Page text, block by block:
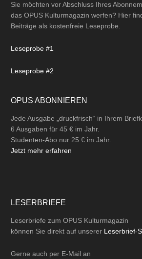
Sie möchten vor Abschluss Ihres
das OPUS Kulturmagazin werfen? Hier
Beiträge als kostenfreie Leseprobe.
Leseprobe #1
Leseprobe #2
OPUS ABONNIEREN
Jede Ausgabe „druckfrisch“ in Ihrem
6 Ausgaben für 45 € im Jahr.
Studenten-Abo nur 25 € im Jahr.
Jetzt mehr erfahren
LESERBRIEFE
Leserbriefe zum OPUS Kulturmagazin
können Sie direkt auf unserer Leserbrief-
Gerne auch per E-Mail an